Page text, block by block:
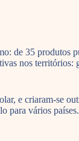
de 35 produtos
nos territórios:
e criaram-se
para vários